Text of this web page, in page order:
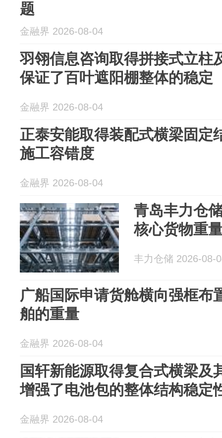
题
金融界 2026-08-04
羽翎信息咨询取得拼接式立柱
保证了百叶遮阳棚整体的稳定
金融界 2026-08-04
正泰安能取得装配式横梁固定
施工容错度
金融界 2026-08-04
青岛丰力仓
核心货物重
丰力仓储 2026-08-
广船国际申请货舱横向强框布
舶的重量
金融界 2026-08-04
国轩新能源取得复合式横梁及
增强了电池包的整体结构稳定
金融界 2026-08-04